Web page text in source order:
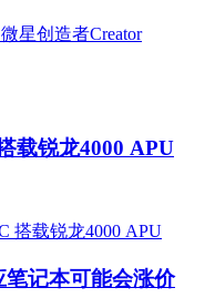
载锐龙4000 APU
记本可能会涨价